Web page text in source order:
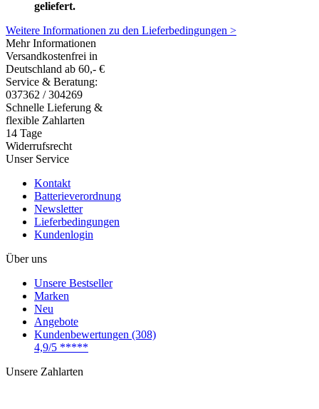
geliefert.
Weitere Informationen zu den Lieferbedingungen >
Mehr Informationen
Versandkostenfrei in
Deutschland ab 60,- €
Service & Beratung:
037362 / 304269
Schnelle Lieferung &
flexible Zahlarten
14 Tage
Widerrufsrecht
Unser Service
Kontakt
Batterieverordnung
Newsletter
Lieferbedingungen
Kundenlogin
Über uns
Unsere Bestseller
Marken
Neu
Angebote
Kundenbewertungen (308)
4,9/5 *****
Unsere Zahlarten